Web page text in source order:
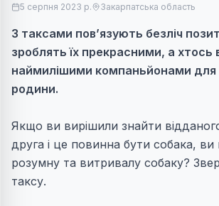
5 серпня 2023 р. Закарпатська область
З таксами пов’язують безліч
зроблять їх прекрасними, а хтось
наймилішими компаньйонами для
родини.
Якщо ви вирішили знайти
друга і це повинна бути собака, ви
розумну та витривалу собаку?
таксу.